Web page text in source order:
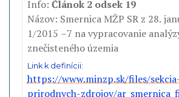
Info: Článok 2 odsek 19
Názov: Smernica MŽP SR z 28.
1/2015 –7 na vypracovanie
znečisteného územia
Link k definícii:
https://www.minzp.sk/files/
prirodnych-zdrojov/